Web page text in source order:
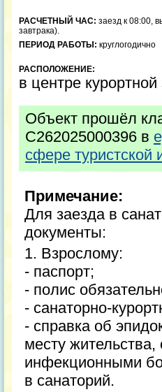
РАСЧЕТНЫЙ ЧАС: заезд к 08:00,
завтрака).
ПЕРИОД РАБОТЫ: круглогодично
РАСПОЛОЖЕНИЕ:
в центре
Объект прошёл
С262025000396 в
сфере туристской
Примечание:
Для заезда в
документы:
1. Взрослому:
- паспорт;
- полис
- санаторно-
- справка об
месту
инфекционными
в санаторий.